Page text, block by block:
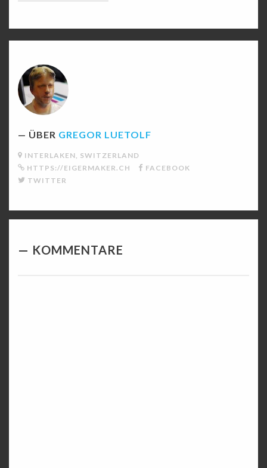
ÜBER GREGOR LUETOLF
INTERLAKEN, SWITZERLAND
HTTPS://EIGERMAKER.CH
FACEBOOK
TWITTER
KOMMENTARE